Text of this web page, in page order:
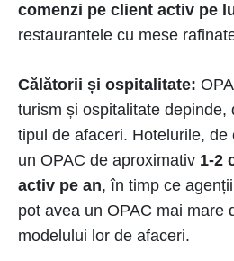
comenzi pe client activ pe
restaurantele cu mese
Călătorii și ospitalitate:
turism și ospitalitate depinde,
tipul de afaceri. Hotelurile, de
un OPAC de aproximativ 1-2
activ pe an, în timp ce
pot avea un OPAC mai mare
modelului lor de afaceri.